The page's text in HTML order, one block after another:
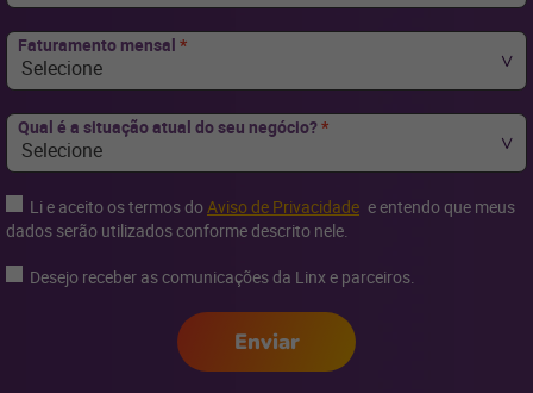
Faturamento mensal *
Selecione
Qual é a situação atual do seu negócio?*
Selecione
Li e aceito os termos do Aviso de Privacidade e entendo que meus
dados serão utilizados conforme descrito nele.
Desejo receber as comunicações da Linx e parceiros.
Enviar